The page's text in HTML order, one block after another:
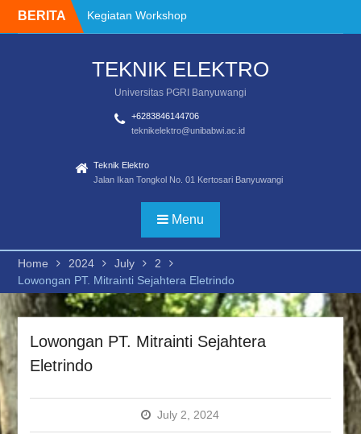
BERITA
Kegiatan Workshop
Alur Pendaftaran PKL
Kreativitas Mahasiswa
PANDUAN IMPLEMENTASI
MERDEKA BELAJAR –
KAMPUS MERDEKA
2021
Pembekalan dan
pelepasan Mahasiswa
Merdeka Belajar Kampus
Merdeka 2024
Kegiatan Workshop
Penggunaan instrumen
TEKNIK ELEKTRO
Universitas PGRI Banyuwangi
+6283846144706
teknikelektro@unibabwi.ac.id
Teknik Elektro
Jalan Ikan Tongkol No. 01 Kertosari Banyuwangi
Menu
Home 2024 July
2
Lowongan PT. Mitrainti Sejahtera Eletrindo
Lowongan PT. Mitrainti Sejahtera
Eletrindo
July 2, 2024